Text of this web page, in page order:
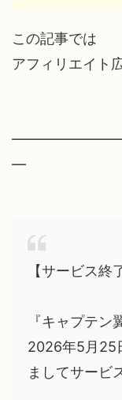
この記事では
アフィリエイト
━
【サービス終
『キャプテ
2026年5月25
ましてサービ